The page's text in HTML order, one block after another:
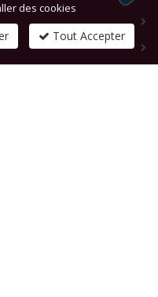
des cookies
Tout Accepter